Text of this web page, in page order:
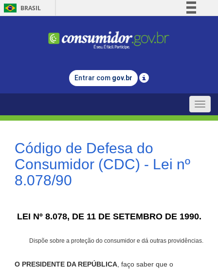
BRASIL
Comunica BR
Legislação
Entrar com gov.br
Toggle
Código de Defesa do
Consumidor (CDC) - Lei nº
8.078/90
LEI Nº 8.078, DE 11 DE SETEMBRO DE 1990.
Dispõe sobre a proteção do consumidor e dá outras providências.
O PRESIDENTE DA REPÚBLICA , faço saber que o